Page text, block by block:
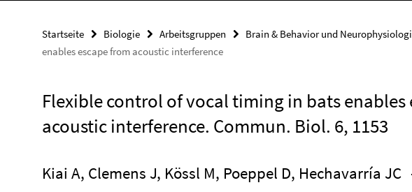
Startseite Biologie Arbeitsgruppen Brain & Behavior und
enables escape from acoustic interference
Flexible control of vocal timing in bats enables
acoustic interference. Commun. Biol. 6, 1153
Kiai A, Clemens J, Kössl M, Poeppel D, Hechavarría JC